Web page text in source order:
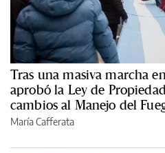
Tras una masiva marcha
aprobó la Ley de
cambios al Manejo del
María Cafferata